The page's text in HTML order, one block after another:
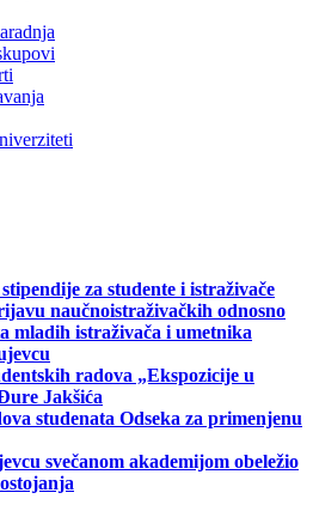
za studente i istraživače
naučnoistraživačkih odnosno
mladih istraživača i umetnika
radova „Ekspozicije u
Jakšića
studenata Odseka za primenjenu
svečanom akademijom obeležio